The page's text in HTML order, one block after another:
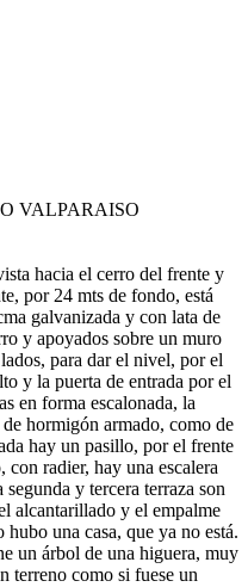
VALPARAISO
hacia el cerro del frente y
por 24 mts de fondo, está
galvanizada y con lata de
y apoyados sobre un muro
para dar el nivel, por el
y la puerta de entrada por el
en forma escalonada, la
hormigón armado, como de
hay un pasillo, por el frente
radier, hay una escalera
segunda y tercera terraza son
alcantarillado y el empalme
una casa, que ya no está.
un árbol de una higuera, muy
terreno como si fuese un